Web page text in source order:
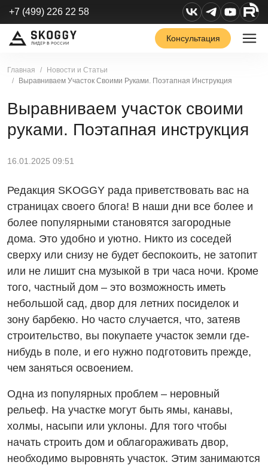
+7 (499) 226 22 58
Консультация
Главная
Новости и Статьи
Выравниваем Участок Своими Руками. Поэтапная Инструкция
Выравниваем участок своими
руками. Поэтапная инструкция
16.01.2025 09:51
Редакция SKOGGY рада приветствовать вас на
страницах своего блога! В наши дни все более и
более популярными становятся загородные
дома. Это удобно и уютно. Никто из соседей
сверху или снизу не будет беспокоить, не затопит
или не лишит сна музыкой в три часа ночи. Кроме
того, частный дом – это возможность иметь
небольшой сад, двор для летних посиделок и
зону барбекю. Но часто случается, что, затеяв
строительство, вы покупаете участок земли где-
нибудь в поле, и его нужно подготовить прежде,
чем заняться освоением.
Одна из популярных проблем – неровный
рельеф. На участке могут быть ямы, канавы,
холмы, насыпи или уклоны. Для того чтобы
начать строить дом и облагораживать двор,
необходимо выровнять участок. Этим занимаются